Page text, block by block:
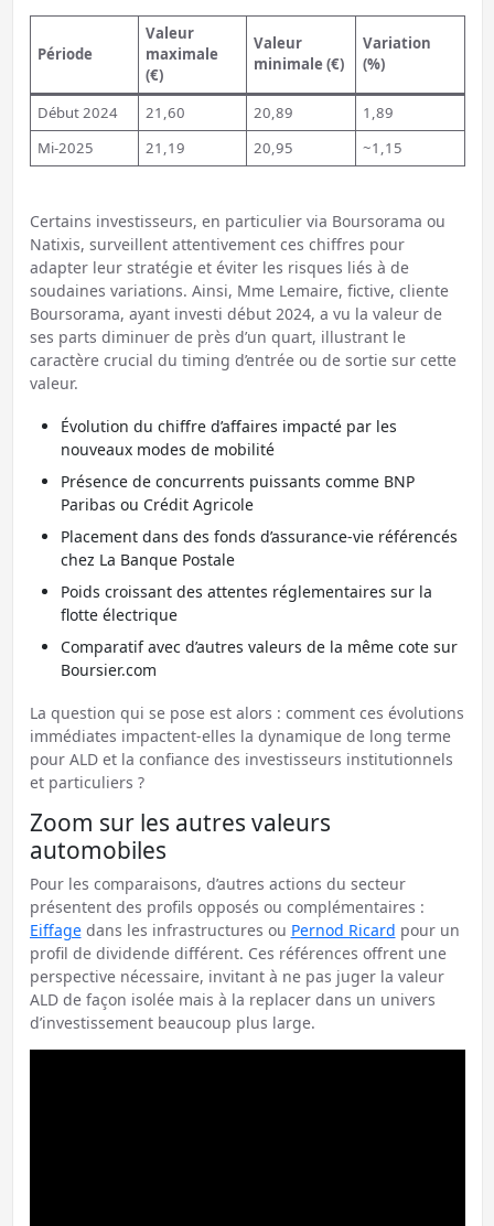
Période
Valeur
maximale
(€)
Valeur
minimale (€)
Variation
(%)
Début 2024 21,60 20,89
1,89
Mi-2025
21,19 20,95 ~1,15
Certains investisseurs, en particulier via Boursorama ou
Natixis, surveillent attentivement ces chiffres pour
adapter leur stratégie et éviter les risques liés à de
soudaines variations. Ainsi, Mme Lemaire, fictive, cliente
Boursorama, ayant investi début 2024, a vu la valeur de
ses parts diminuer de près d’un quart, illustrant le
caractère crucial du timing d’entrée ou de sortie sur cette
valeur.
Évolution du chiffre d’affaires impacté par les
nouveaux modes de mobilité
Présence de concurrents puissants comme BNP
Paribas ou Crédit Agricole
Placement dans des fonds d’assurance-vie référencés
chez La Banque Postale
Poids croissant des attentes réglementaires sur la
flotte électrique
Comparatif avec d’autres valeurs de la même cote sur
Boursier.com
La question qui se pose est alors : comment ces évolutions
immédiates impactent-elles la dynamique de long terme
pour ALD et la confiance des investisseurs institutionnels
et particuliers ?
Zoom sur les autres valeurs
automobiles
Pour les comparaisons, d’autres actions du secteur
présentent des profils opposés ou complémentaires :
Eiffagedans les infrastructures ou Pernod Ricard pour un
profil de dividende différent. Ces références offrent une
perspective nécessaire, invitant à ne pas juger la valeur
ALD de façon isolée mais à la replacer dans un univers
d’investissement beaucoup plus large.